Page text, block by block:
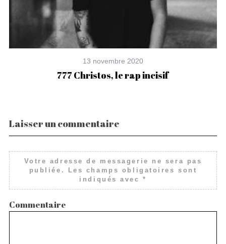
13 novembre 2020
777 Christos, le rap incisif
Laisser un commentaire
Votre adresse de messagerie ne sera pas
publiée.
Les champs obligatoires sont
indiqués avec*
Commentaire